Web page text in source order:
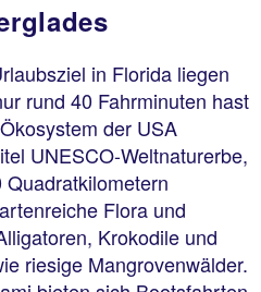
in Florida liegen
rund 40 Fahrminuten hast
der USA
UNESCO-Weltnaturerbe,
Flora und
Krokodile und
riesige Mangrovenwälder.